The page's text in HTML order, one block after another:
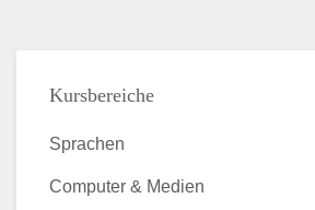
Kursbereiche
Sprachen
Computer & Medien